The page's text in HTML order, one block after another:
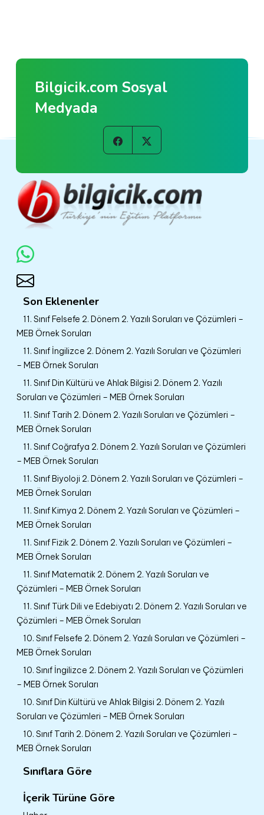
Bilgicik.com Sosyal
Medyada
Son Eklenenler
11. Sınıf Felsefe 2. Dönem 2. Yazılı Soruları ve Çözümleri –
MEB Örnek Soruları
11. Sınıf İngilizce 2. Dönem 2. Yazılı Soruları ve Çözümleri
– MEB Örnek Soruları
11. Sınıf Din Kültürü ve Ahlak Bilgisi 2. Dönem 2. Yazılı
Soruları ve Çözümleri – MEB Örnek Soruları
11. Sınıf Tarih 2. Dönem 2. Yazılı Soruları ve Çözümleri –
MEB Örnek Soruları
11. Sınıf Coğrafya 2. Dönem 2. Yazılı Soruları ve Çözümleri
– MEB Örnek Soruları
11. Sınıf Biyoloji 2. Dönem 2. Yazılı Soruları ve Çözümleri –
MEB Örnek Soruları
11. Sınıf Kimya 2. Dönem 2. Yazılı Soruları ve Çözümleri –
MEB Örnek Soruları
11. Sınıf Fizik 2. Dönem 2. Yazılı Soruları ve Çözümleri –
MEB Örnek Soruları
11. Sınıf Matematik 2. Dönem 2. Yazılı Soruları ve
Çözümleri – MEB Örnek Soruları
11. Sınıf Türk Dili ve Edebiyatı 2. Dönem 2. Yazılı Soruları ve
Çözümleri – MEB Örnek Soruları
10. Sınıf Felsefe 2. Dönem 2. Yazılı Soruları ve Çözümleri –
MEB Örnek Soruları
10. Sınıf İngilizce 2. Dönem 2. Yazılı Soruları ve Çözümleri
– MEB Örnek Soruları
10. Sınıf Din Kültürü ve Ahlak Bilgisi 2. Dönem 2. Yazılı
Soruları ve Çözümleri – MEB Örnek Soruları
10. Sınıf Tarih 2. Dönem 2. Yazılı Soruları ve Çözümleri –
MEB Örnek Soruları
Sınıflara Göre
İçerik Türüne Göre